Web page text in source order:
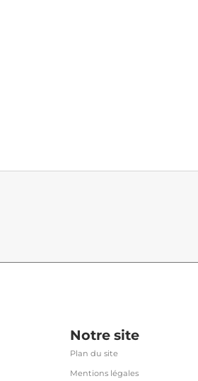
Notre site
Plan du site
Mentions légales